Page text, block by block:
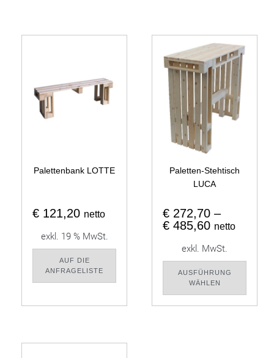
Palettenbank LOTTE
€ 121,20 netto
exkl. 19 % MwSt.
AUF DIE
ANFRAGELISTE
Paletten-Stehtisch
LUCA
€ 272,70 –
€ 485,60 netto
exkl. MwSt.
AUSFÜHRUNG
WÄHLEN